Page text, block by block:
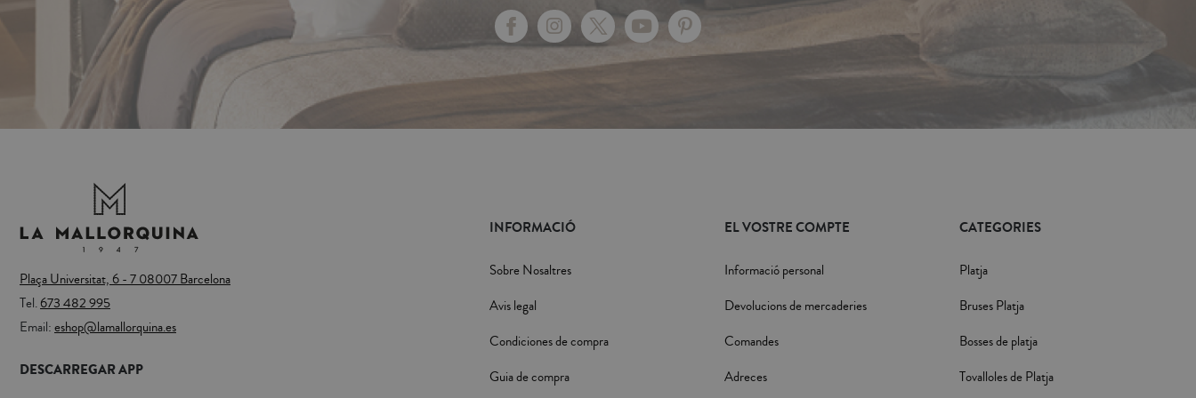
Plaça Universitat, 6 - 7 08007 Barcelona
Tel.673 482 995
Email:eshop@lamallorquina.es
DESCARREGAR APP
INFORMACIÓ
Sobre Nosaltres
Avis legal
Condiciones de compra
Guia de compra
EL VOSTRE COMPTE
Informació personal
Devolucions de mercaderies
Comandes
Adreces
CATEGORIES
Platja
Bruses Platja
Bosses de platja
Tovalloles de Platja